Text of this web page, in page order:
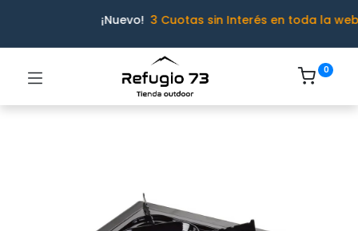
¡Nuevo! 3 Cuotas sin Interés en toda la web
0